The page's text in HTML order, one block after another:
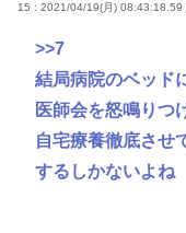
15 : 2021/04/19(月) 08:43:18.59
>>7
結局病院のベッド
医師会を怒鳴りつ
自宅療養徹底させ
するしかないよね